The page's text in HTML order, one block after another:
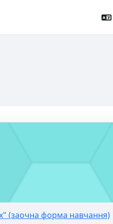
(заочна форма навчання)
(заочна форма навчання)